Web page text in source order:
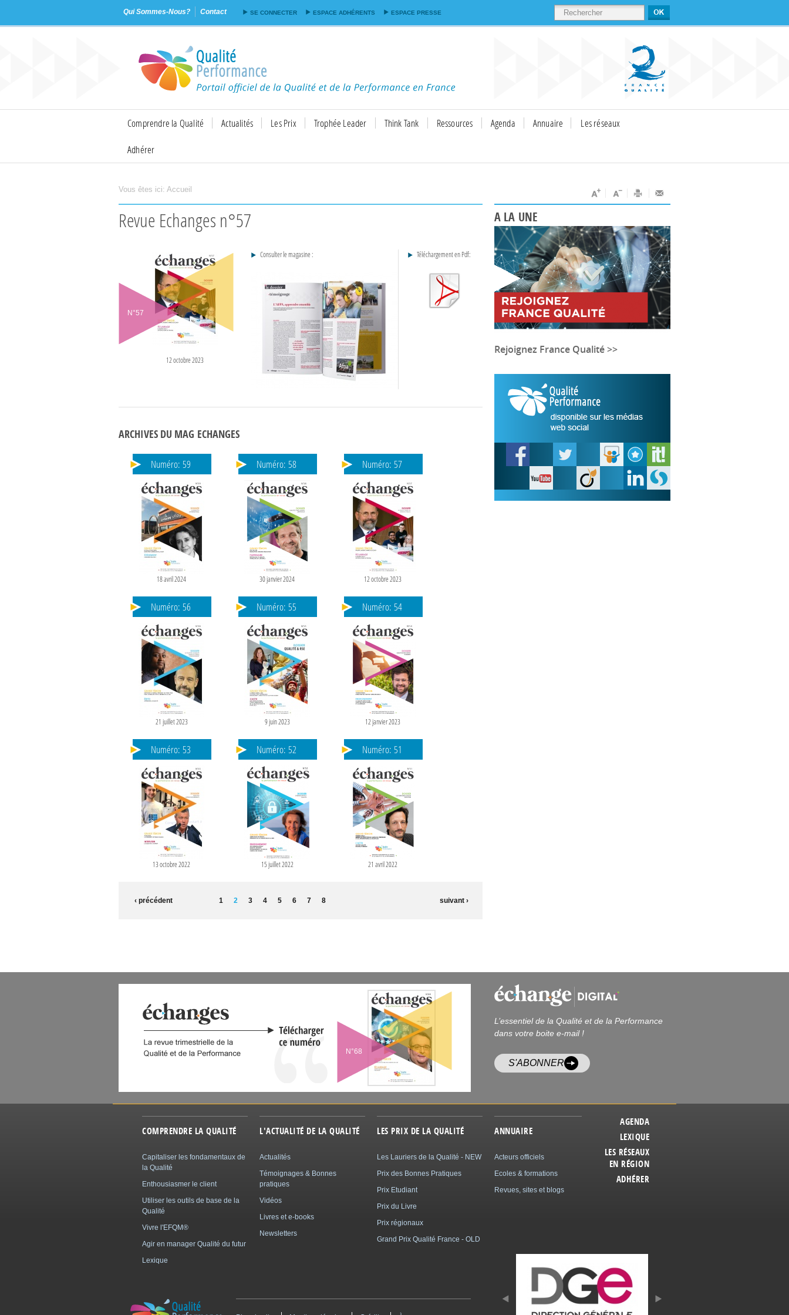
contenu
principal
Qui Sommes-Nous? Contact SE CONNECTER ESPACE ADHÉRENTS ESPACE PRESSE RECHERCHER
Comprendre la Qualité Actualités Les Prix Trophée Leader Think Tank Ressources Agenda Annuaire
Les réseaux
Adhérer
Vous êtes ici: Accueil
Revue Echanges n°57
N°57
12 octobre 2023
Consulter le magasine : Téléchargement en Pdf:
ARCHIVES DU MAG ECHANGES
Numéro: 59
18 avril 2024
Numéro: 58
30 janvier 2024
Numéro: 57
12 octobre 2023
Numéro: 56
21 juillet 2023
Numéro: 55
9 juin 2023
Numéro: 54
12 janvier 2023
Numéro: 53
13 octobre 2022
Numéro: 52
15 juillet 2022
Numéro: 51
21 avril 2022
‹ précédent 1 2 3 4 5 6 7 8 suivant ›
A LA UNE
Rejoignez France Qualité >>
N°68
L’essentiel de la Qualité et de la Performance
dans votre boite e-mail !
S'ABONNER
COMPRENDRE LA QUALITÉ
Capitaliser les fondamentaux de
la Qualité
Enthousiasmer le client
Utiliser les outils de base de la
Qualité
Vivre l'EFQM®
Agir en manager Qualité du futur
Lexique
L'ACTUALITÉ DE LA QUALITÉ
Actualités
Témoignages & Bonnes
pratiques
Vidéos
Livres et e-books
Newsletters
LES PRIX DE LA QUALITÉ
Les Lauriers de la Qualité - NEW
Prix des Bonnes Pratiques
Prix Etudiant
Prix du Livre
Prix régionaux
Grand Prix Qualité France - OLD
ANNUAIRE
Acteurs officiels
Ecoles & formations
Revues, sites et blogs
AGENDA
LEXIQUE
LES RÉSEAUX
EN RÉGION
ADHÉRER